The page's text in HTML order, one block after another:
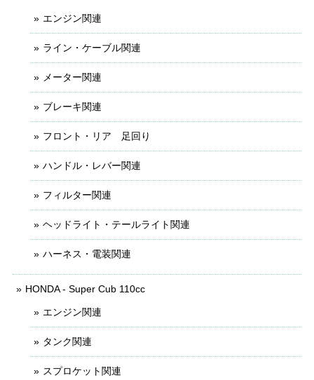
エンジン関連
ライン・ケーブル関連
メーター関連
ブレーキ関連
フロント・リア 足回り
ハンドル・レバー関連
フィルター関連
ヘッドライト・テールライト関連
ハーネス・電装関連
HONDA - Super Cub 110cc
エンジン関連
タンク関連
スプロケット関連